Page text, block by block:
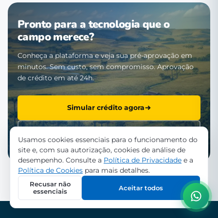
Pronto para a tecnologia que o
campo merece?
Conheça a plataforma e veja sua pré-aprovação em
minutos. Sem custo, sem compromisso. Aprovação
de crédito em até 24h.
Simular crédito agora
Usamos cookies essenciais para o funcionamento do
site e, com sua autorização, cookies de análise de
desempenho. Consulte a Política de Privacidade e a
Política de Cookies para mais detalhes.
Recusar não
essenciais
Aceitar todos